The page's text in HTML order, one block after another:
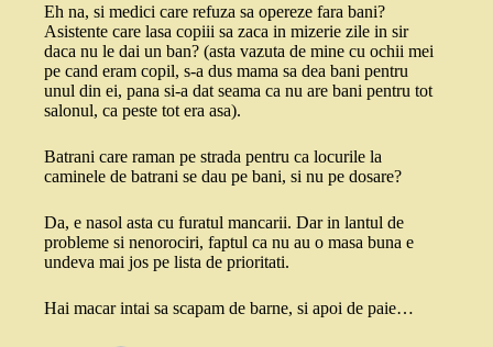
Eh na, si medici care refuza sa opereze fara bani?
Asistente care lasa copiii sa zaca in mizerie zile in sir
daca nu le dai un ban? (asta vazuta de mine cu ochii mei
pe cand eram copil, s-a dus mama sa dea bani pentru
unul din ei, pana si-a dat seama ca nu are bani pentru tot
salonul, ca peste tot era asa).
Batrani care raman pe strada pentru ca locurile la
caminele de batrani se dau pe bani, si nu pe dosare?
Da, e nasol asta cu furatul mancarii. Dar in lantul de
probleme si nenorociri, faptul ca nu au o masa buna e
undeva mai jos pe lista de prioritati.
Hai macar intai sa scapam de barne, si apoi de paie…